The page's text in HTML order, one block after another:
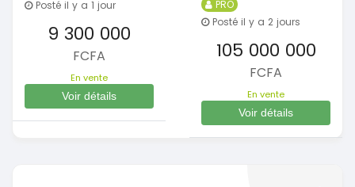
Posté il y a 1 jour
9 300 000
FCFA
En vente
Voir détails
PRO
Posté il y a 2 jours
105 000 000
FCFA
En vente
Voir détails